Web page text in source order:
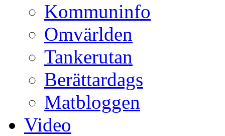
Kommuninfo
Omvärlden
Tankerutan
Berättardags
Matbloggen
Video